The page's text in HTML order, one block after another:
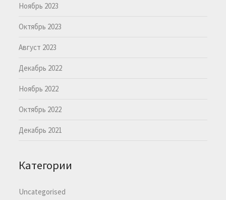
Ноябрь 2023
Октябрь 2023
Август 2023
Декабрь 2022
Ноябрь 2022
Октябрь 2022
Декабрь 2021
Категории
Uncategorised